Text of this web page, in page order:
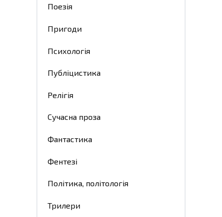
Поезія
Пригоди
Психологія
Публіцистика
Релігія
Сучасна проза
Фантастика
Фентезі
Політика, політологія
Трилери